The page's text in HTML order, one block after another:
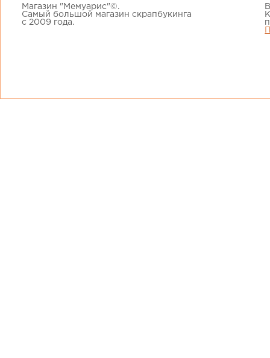
Магазин "Мемуарис"©.
Самый большой магазин скрапбукинга
с 2009 года.